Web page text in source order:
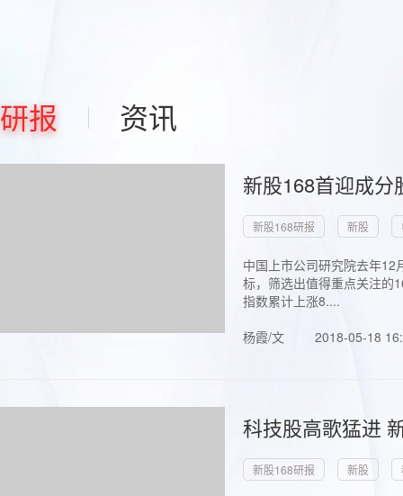
研报 资讯
新股168首迎成
新股168研报 新股
中国上市公司研究院去年
标，筛选出值得重点关注的
指数累计上涨8....
杨霞/文
2018-05-18
科技股高歌猛进
新股168研报 新股